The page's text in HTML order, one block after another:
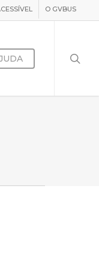
O GVBUS